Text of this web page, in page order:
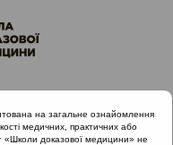
на загальне ознайомлення
медичних, практичних або
«Школи доказової медицини» не